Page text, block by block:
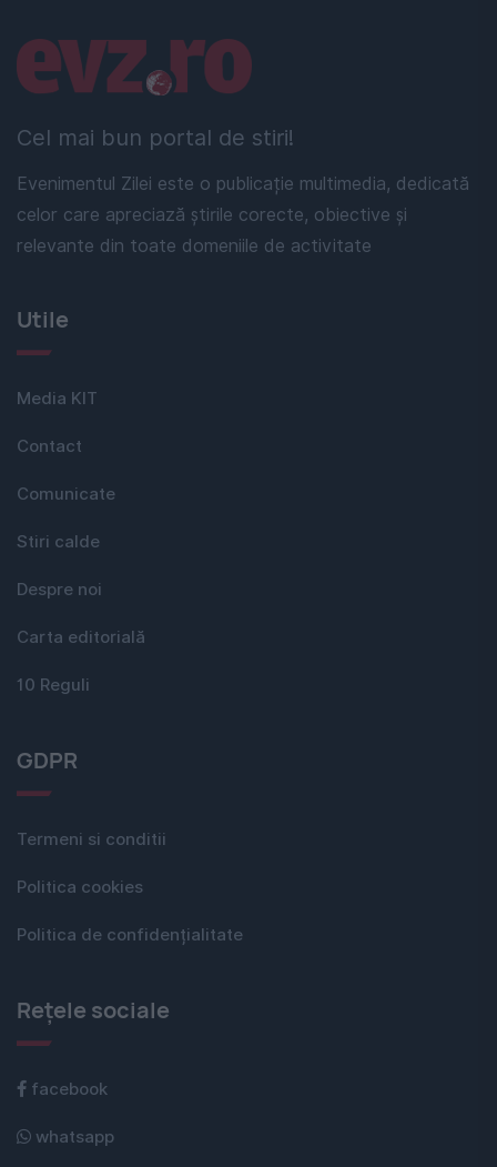
Cel mai bun portal de stiri!
Evenimentul Zilei este o publicație multimedia, dedicată
celor care apreciază știrile corecte, obiective și
relevante din toate domeniile de activitate
Linkuri utile
Utile
Media KIT
Contact
Comunicate
Stiri calde
Despre noi
Carta editorială
10 Reguli
GDPR
Termeni si conditii
Politica cookies
Politica de confidențialitate
Rețele sociale
facebook
whatsapp